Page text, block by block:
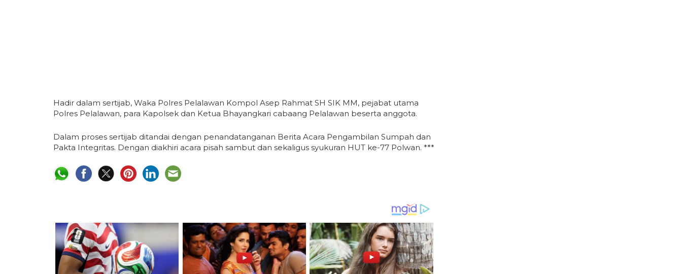
Hadir dalam sertijab, Waka Polres Pelalawan Kompol Asep Rahmat SH SIK MM, pejabat utama
Polres Pelalawan, para Kapolsek dan Ketua Bhayangkari cabaang Pelalawan beserta anggota.
Dalam proses sertijab ditandai dengan penandatanganan Berita Acara Pengambilan Sumpah dan
Pakta Integritas. Dengan diakhiri acara pisah sambut dan sekaligus syukuran HUT ke-77 Polwan. ***